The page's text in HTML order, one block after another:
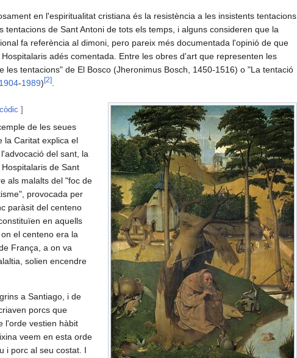
en l'espiritualitat cristiana és la resistència a les insistents tentacions
de Sant Antoni de tots els temps, i alguns consideren que la
fa referència al dimoni, pero pareix més documentada l'opinió de que
adés comentada. Entre les obres d'art que representen les
tentacions" de El Bosco (Jheronimus Bosch, 1450-1516) o "La tentació
1904-1989) [2]
]
de les seues
la Caritat explica el
del sant, la
de Sant
als malalts del "foc de
provocada per
paràsit del centeno
en aquells
el centeno era la
França, a on va
solien encendre
a Santiago, i de
porcs que
l'orde vestien hàbit
veem en esta orde
i porc al seu costat. I